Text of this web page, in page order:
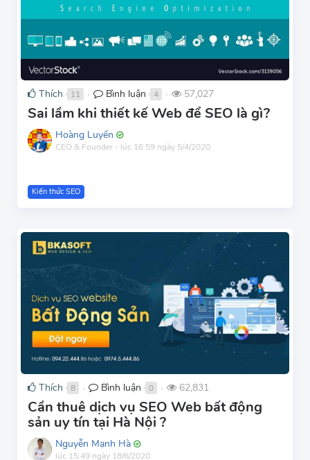
Thích 11 ● Bình luận 4 ● 57,027
Sai lầm khi thiết kế Web để SEO là gì?
Hoàng Luyến
CEO & Founder - lúc 16:59 ngày 5/4/2020
Kiến thức SEO
Thích 8 ● Bình luận 0 ● 62,831
Cần thuê dịch vụ SEO Web bất động
sản uy tín tại Hà Nội ?
Nguyễn Mạnh Hà
lúc 15:49 ngày 18/6/2020